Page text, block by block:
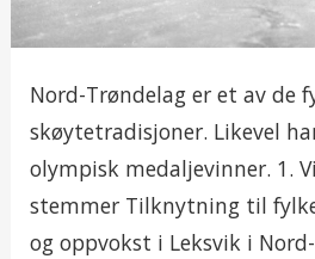
Nord-Trøndelag er et av de
skøytetradisjoner. Likevel
olympisk medaljevinner. 1.
stemmer Tilknytning til
og oppvokst i Leksvik i